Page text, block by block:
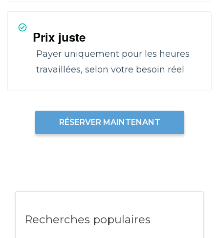
Prix juste
Payer uniquement pour les heures
travaillées, selon votre besoin réel.
RÉSERVER MAINTENANT
Recherches populaires